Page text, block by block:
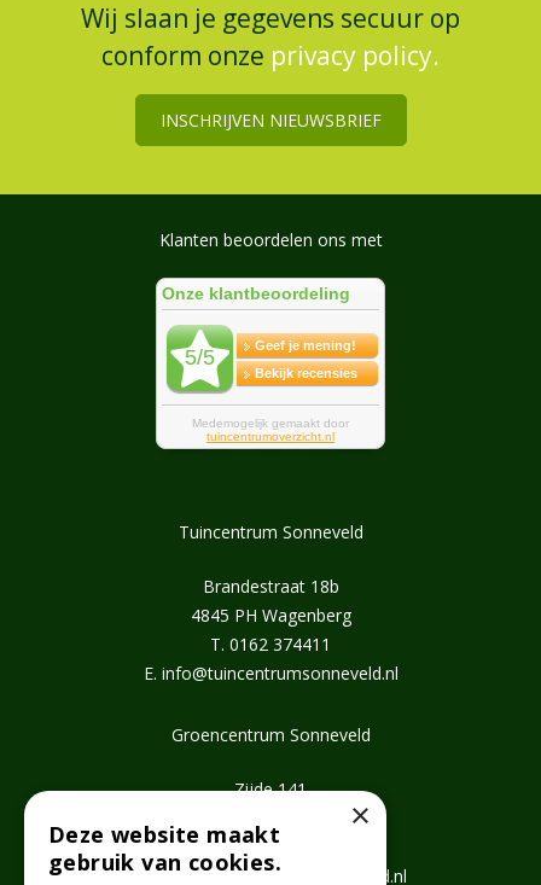
Wij slaan je gegevens secuur op
conform onze privacy policy.
INSCHRIJVEN NIEUWSBRIEF
Klanten beoordelen ons met
Tuincentrum Sonneveld
Brandestraat 18b
4845 PH Wagenberg
T. 0162 374411
E. info@tuincentrumsonneveld.nl
Groencentrum Sonneveld
Zijde 141
T.0172 462647
E. info@groencentrumsonneveld.nl
×
Deze website maakt
gebruik van cookies.